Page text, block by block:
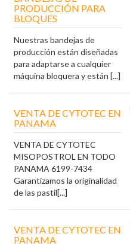
PRODUCCIÓN PARA
BLOQUES
Nuestras bandejas de
producción están diseñadas
para adaptarse a cualquier
máquina bloquera y están [...]
VENTA DE CYTOTEC EN
PANAMA
VENTA DE CYTOTEC
MISOPOSTROL EN TODO
PANAMA 6199-7434
Garantizamos la originalidad
de las pastil[...]
VENTA DE CYTOTEC EN
PANAMA